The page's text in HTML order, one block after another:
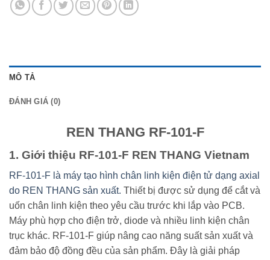
MÔ TẢ
ĐÁNH GIÁ (0)
REN THANG RF-101-F
1. Giới thiệu RF-101-F REN THANG Vietnam
RF-101-F là máy tạo hình chân linh kiện điện tử dạng axial
do REN THANG sản xuất. Thiết bị được sử dụng để cắt và
uốn chân linh kiện theo yêu cầu trước khi lắp vào PCB.
Máy phù hợp cho điện trở, diode và nhiều linh kiện chân
trục khác. RF-101-F giúp nâng cao năng suất sản xuất và
đảm bảo độ đồng đều của sản phẩm. Đây là giải pháp